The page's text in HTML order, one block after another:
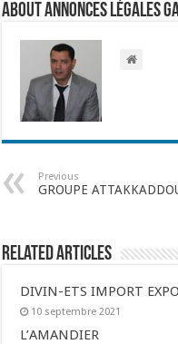
About Annonces légales
Previous
GROUPE
Related Articles
DIVIN-ETS IMPORT
10 septembre 2021
L’AMANDIER